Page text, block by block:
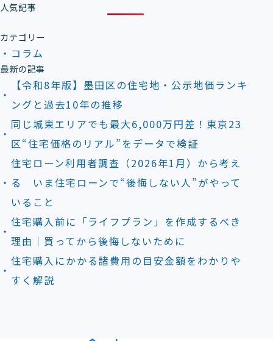
人気記事
カテゴリー
コラム
最新の記事
【令和8年版】墨田区の住宅地・公示地価ランキ
ングと過去10年の推移
同じ城東エリアでも最大6,000万円差！東京23
区“住宅価格のリアル”をデータで検証
住宅ローン利用者調査（2026年1月）から考え
る いま住宅ローンで“後悔しない人”がやって
いること
住宅購入前に「ライフプラン」を作成するべき
理由｜買ってから後悔しないために
住宅購入にかかる諸費用の目安金額をわかりや
すく解説